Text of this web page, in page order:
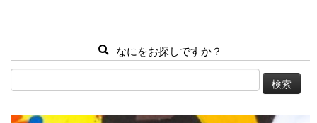
なにをお探しですか？
検
索: